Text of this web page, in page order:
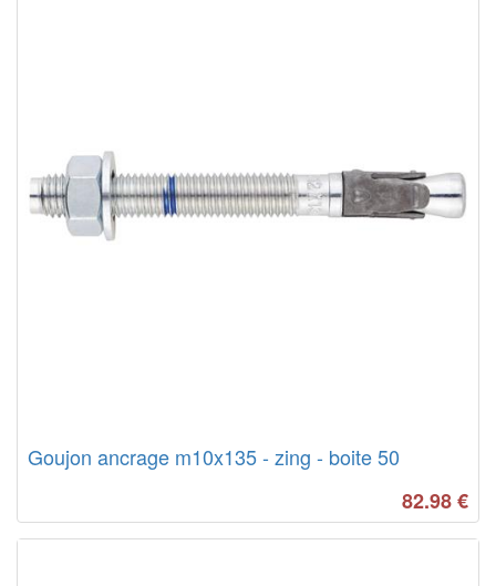
Goujon ancrage m10x135 - zing - boite 50
82.98€